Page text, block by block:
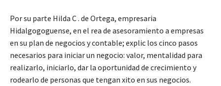
Por su parte Hilda C . de Ortega, empresaria
Hidalgogoguense, en el rea de asesoramiento a empresas
en su plan de negocios y contable; explic los cinco pasos
necesarios para iniciar un negocio: valor, mentalidad para
realizarlo, iniciarlo, dar la oportunidad de crecimiento y
rodearlo de personas que tengan xito en sus negocios.